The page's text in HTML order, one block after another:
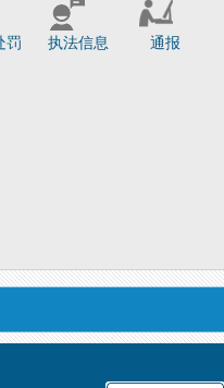
罚 执法信息 通报